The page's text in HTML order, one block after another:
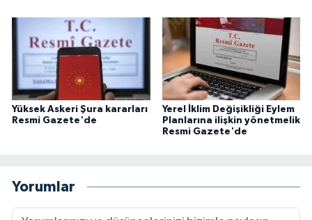
Yüksek Askeri Şura kararları
Resmi Gazete'de
Yerel İklim Değişikliği Eylem
Planlarına ilişkin yönetmelik
Resmi Gazete'de
Yorumlar